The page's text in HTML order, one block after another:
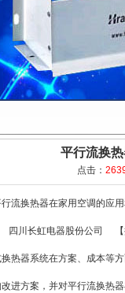
平行流换
点击：
器在家用空调的
份公司 【摘要】通
热器系统在方案、成本等
改进方案，并对平行流换热